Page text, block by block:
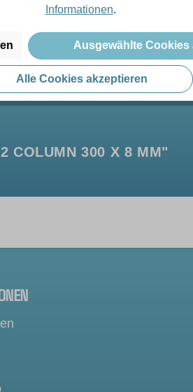
COLUMN 300 X 8 MM"
Informationen.
Ausgewählte Cookies
Alle Cookies akzeptieren